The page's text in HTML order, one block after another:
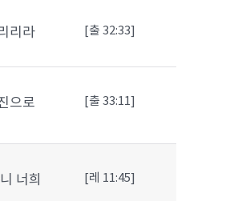
리라 [출 32:33]
으로
[출 33:11]
너희
[레 11:45]